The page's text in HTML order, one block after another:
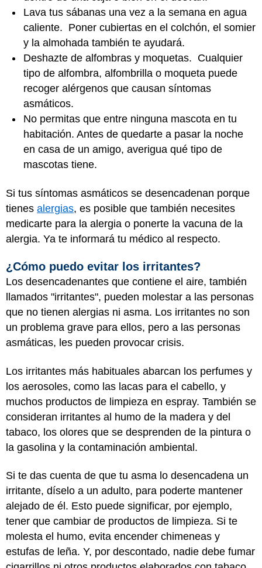
Lava tus sábanas una vez a la semana en agua
caliente. Poner cubiertas en el colchón, el somier
y la almohada también te ayudará.
Deshazte de alfombras y moquetas. Cualquier
tipo de alfombra, alfombrilla o moqueta puede
recoger alérgenos que causan síntomas
asmáticos.
No permitas que entre ninguna mascota en tu
habitación. Antes de quedarte a pasar la noche
en casa de un amigo, averigua qué tipo de
mascotas tiene.
Si tus síntomas asmáticos se desencadenan porque
tienes alergias, es posible que también necesites
medicarte para la alergia o ponerte la vacuna de la
alergia. Ya te informará tu médico al respecto.
¿Cómo puedo evitar los irritantes?
Los desencadenantes que contiene el aire, también
llamados "irritantes", pueden molestar a las personas
que no tienen alergias ni asma. Los irritantes no son
un problema grave para ellos, pero a las personas
asmáticas, les pueden provocar crisis.
Los irritantes más habituales abarcan los perfumes y
los aerosoles, como las lacas para el cabello, y
muchos productos de limpieza en espray. También se
consideran irritantes al humo de la madera y del
tabaco, los olores que se desprenden de la pintura o
la gasolina y la contaminación ambiental.
Si te das cuenta de que tu asma lo desencadena un
irritante, díselo a un adulto, para poderte mantener
alejado de él. Esto puede significar, por ejemplo,
tener que cambiar de productos de limpieza. Si te
molesta el humo, evita encender chimeneas y
estufas de leña. Y, por descontado, nadie debe fumar